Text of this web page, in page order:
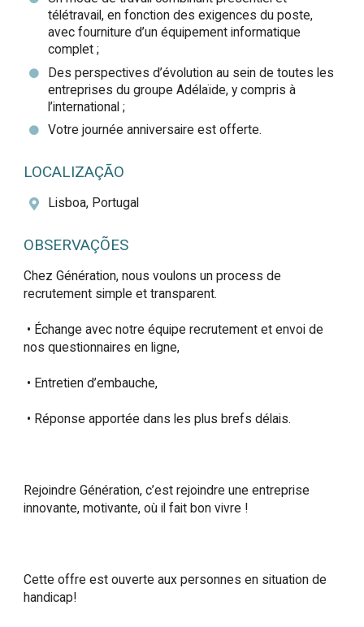
télétravail, en fonction des exigences du poste,
avec fourniture d’un équipement informatique
complet ;
Des perspectives d’évolution au sein de toutes les
entreprises du groupe Adélaïde, y compris à
l’international ;
Votre journée anniversaire est offerte.
LOCALIZAÇÃO
Lisboa, Portugal
OBSERVAÇÕES
Chez Génération, nous voulons un process de
recrutement simple et transparent.
nos questionnaires en ligne,
Rejoindre Génération, c’est rejoindre une entreprise
innovante, motivante, où il fait bon vivre !
Cette offre est ouverte aux personnes en situation de
handicap!